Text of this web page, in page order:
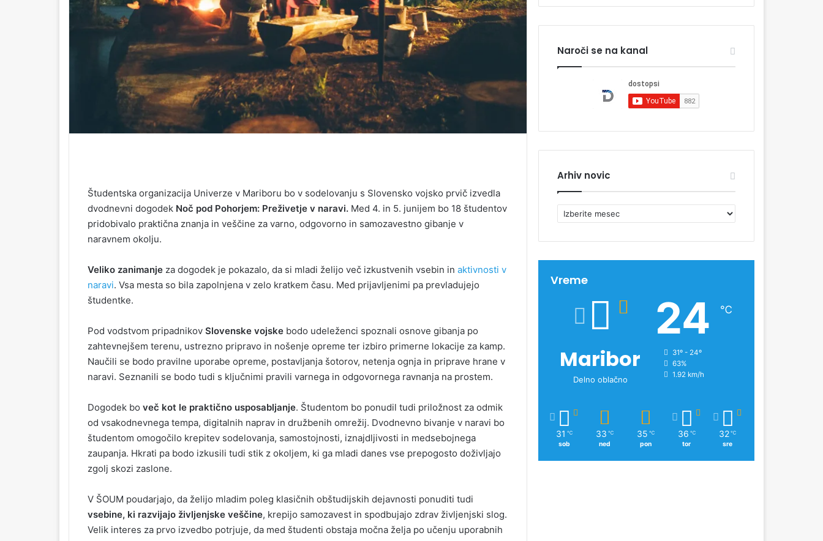
Študentska organizacija Univerze v Mariboru bo v sodelovanju s Slovensko vojsko prvič izvedla
dvodnevni dogodek Noč pod Pohorjem: Preživetje v naravi. Med 4. in 5. junijem bo 18 študentov
pridobivalo praktična znanja in veščine za varno, odgovorno in samozavestno gibanje v
naravnem okolju.
Veliko zanimanje za dogodek je pokazalo, da si mladi želijo več izkustvenih vsebin in aktivnosti v
naravi. Vsa mesta so bila zapolnjena v zelo kratkem času. Med prijavljenimi pa prevladujejo
študentke.
Pod vodstvom pripadnikov Slovenske vojske bodo udeleženci spoznali osnove gibanja po
zahtevnejšem terenu, ustrezno pripravo in nošenje opreme ter izbiro primerne lokacije za kamp.
Naučili se bodo pravilne uporabe opreme, postavljanja šotorov, netenja ognja in priprave hrane v
naravi. Seznanili se bodo tudi s ključnimi pravili varnega in odgovornega ravnanja na prostem.
Dogodek bo več kot le praktično usposabljanje. Študentom bo ponudil tudi priložnost za odmik
od vsakodnevnega tempa, digitalnih naprav in družbenih omrežij. Dvodnevno bivanje v naravi bo
študentom omogočilo krepitev sodelovanja, samostojnosti, iznajdljivosti in medsebojnega
zaupanja. Hkrati pa bodo izkusili tudi stik z okoljem, ki ga mladi danes vse prepogosto doživljajo
zgolj skozi zaslone.
V ŠOUM poudarjajo, da želijo mladim poleg klasičnih obštudijskih dejavnosti ponuditi tudi
vsebine, ki razvijajo življenjske veščine, krepijo samozavest in spodbujajo zdrav življenjski slog.
Velik interes za prvo izvedbo potrjuje, da med študenti obstaja močna želja po učenju uporabnih
Mariborski raziskovalci razvijajo
platformo za bolj osebno
zdravljenje raka
podcast serijo Young Voices, Bold
Ideas
Goriški camino v enem letu
Najboljše nove knjige, ki jih res
moraš prebrati to poletje
Naroči se na kanal
Arhiv novic
r
v
n
Vreme
Maribor
Delno oblačno
24 ℃
31º - 24º
63%
1.92 km/h
31 ℃
sob
33 ℃
ned
35 ℃
pon
36 ℃
tor
32 ℃
sre